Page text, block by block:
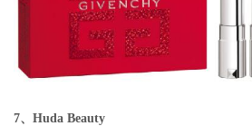
7、Huda Beauty